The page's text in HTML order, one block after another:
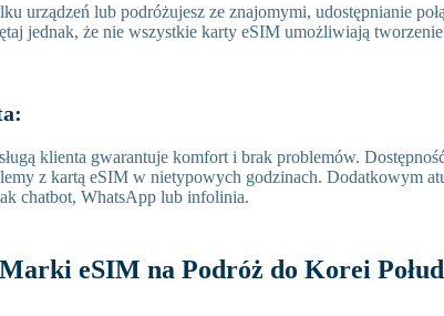
urządzeń lub podróżujesz ze znajomymi, udostępnianie
jednak, że nie wszystkie karty eSIM umożliwiają
klienta gwarantuje komfort i brak problemów.
z kartą eSIM w nietypowych godzinach. Dodatkowym
chatbot, WhatsApp lub infolinia.
eSIM na Podróż do Korei